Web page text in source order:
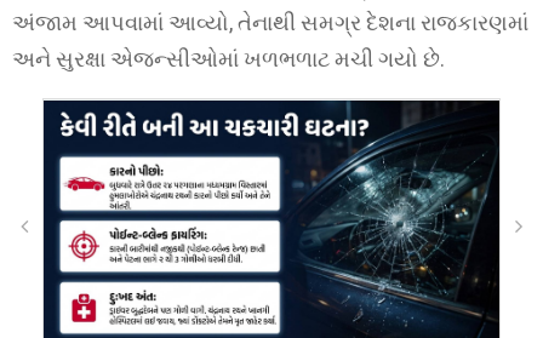
અંજામ આપવામાં આવ્યો, તેનાથી સમગ્ર દેશના રાજકારણમાં
અને સુરક્ષા એજન્સીઓમાં ખળભળાટ મચી ગયો છે.